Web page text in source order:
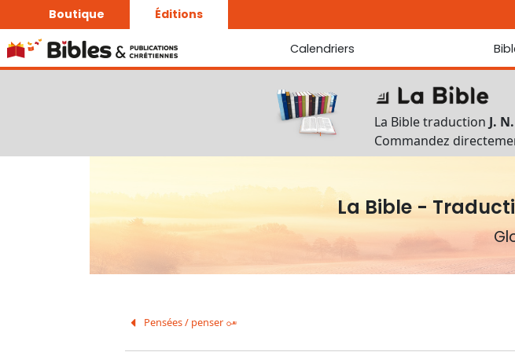
Boutique Éditions
Calendriers
La Bonne Semence
Le Seigneur est proche
Bibles
Traduction J.
Traduction J.
Ancien
Lexique grec
La Bible traduction J.
Commandez
La Bible -
Pensées / penser H